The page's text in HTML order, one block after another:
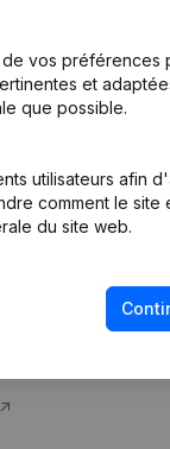
vos préférences
et
que possible.
utilisateurs afin
comment le site
du site web.